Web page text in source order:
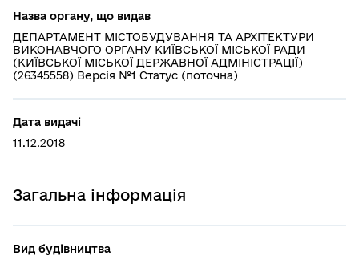
Назва органу, що видав
ДЕПАРТАМЕНТ МІСТОБУДУВАННЯ ТА АРХІТЕКТУРИ
ВИКОНАВЧОГО ОРГАНУ КИЇВСЬКОЇ МІСЬКОЇ РАДИ
(КИЇВСЬКОЇ МІСЬКОЇ ДЕРЖАВНОЇ АДМІНІСТРАЦІЇ)
(26345558) Версія №1 Статус (поточна)
Дата видачі
11.12.2018
Загальна інформація
Вид будівництва